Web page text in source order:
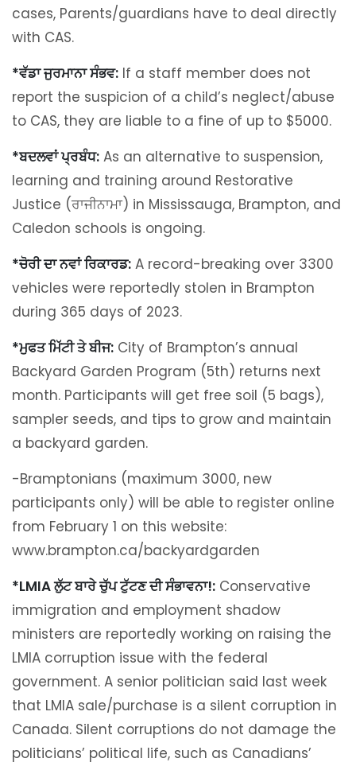
cases, Parents/guardians have to deal directly
with CAS.
*ਵੱਡਾ ਜੁਰਮਾਨਾ ਸੰਭਵ: If a staff member does not
report the suspicion of a child’s neglect/abuse
to CAS, they are liable to a fine of up to $5000.
*ਬਦਲਵਾਂ ਪ੍ਰਬੰਧ: As an alternative to suspension,
learning and training around Restorative
Justice (ਰਾਜੀਨਾਮਾ) in Mississauga, Brampton, and
Caledon schools is ongoing.
*ਚੋਰੀ ਦਾ ਨਵਾਂ ਰਿਕਾਰਡ: A record-breaking over 3300
vehicles were reportedly stolen in Brampton
during 365 days of 2023.
*ਮੁਫਤ ਮਿੱਟੀ ਤੇ ਬੀਜ: City of Brampton’s annual
Backyard Garden Program (5th) returns next
month. Participants will get free soil (5 bags),
sampler seeds, and tips to grow and maintain
a backyard garden.
-Bramptonians (maximum 3000, new
participants only) will be able to register online
from February 1 on this website:
www.brampton.ca/backyardgarden
*LMIA ਲੁੱਟ ਬਾਰੇ ਚੁੱਪ ਟੁੱਟਣ ਦੀ ਸੰਭਾਵਨਾ!: Conservative
immigration and employment shadow
ministers are reportedly working on raising the
LMIA corruption issue with the federal
government. A senior politician said last week
that LMIA sale/purchase is a silent corruption in
Canada. Silent corruptions do not damage the
politicians’ political life, such as Canadians’